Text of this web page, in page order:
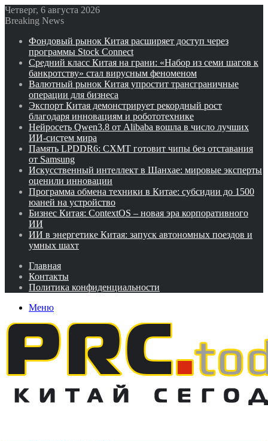
Четверг, 6 августа 2026
Breaking News
Фондовый рынок Китая расширяет доступ через
программы Stock Connect
Средний класс Китая на грани: «Набор из семи шагов к
банкротству» стал вирусным феноменом
Валютный рынок Китая упростит трансграничные
операции для бизнеса
Экспорт Китая демонстрирует рекордный рост
благодаря инновациям и робототехнике
Нейросеть Qwen3.8 от Alibaba вошла в число лучших
ИИ-систем мира
Память LPDDR6: CXMT готовит чипы без отставания
от Samsung
Искусственный интеллект в Шанхае: мировые эксперты
оценили инновации
Программа обмена техники в Китае: субсидии до 1500
юаней на устройство
Бизнес Китая: ContextOS – новая эра корпоративного
ИИ
ИИ в энергетике Китая: запуск автономных поездов и
умных шахт
Главная
Контакты
Политика конфиденциальности
Меню